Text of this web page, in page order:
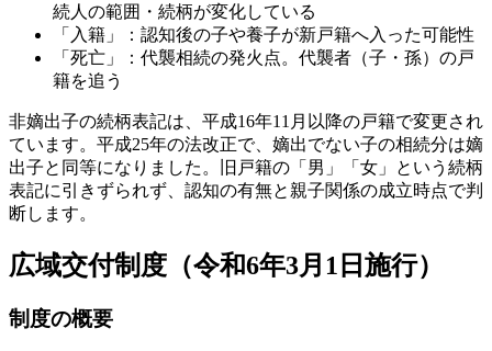
続人の範囲・続柄が変化している
「入籍」：認知後の子や養子が新戸籍へ入った可能性
「死亡」：代襲相続の発火点。代襲者（子・孫）の戸
籍を追う
非嫡出子の続柄表記は、平成16年11月以降の戸籍で変更され
ています。平成25年の法改正で、嫡出でない子の相続分は嫡
出子と同等になりました。旧戸籍の「男」「女」という続柄
表記に引きずられず、認知の有無と親子関係の成立時点で判
断します。
広域交付制度（令和6年3月1日施行）
制度の概要